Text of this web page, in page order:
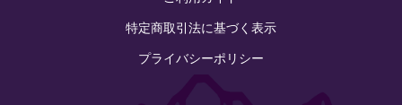
特定商取引法に基づく表示
プライバシーポリシー